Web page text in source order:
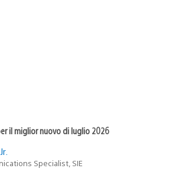
il miglior nuovo di luglio 2026
Specialist, SIE